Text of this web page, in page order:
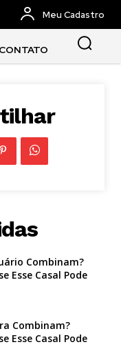
Meu Cadastro
CONTATO
Combinam?
Esse Casal Pode
Combinam?
Esse Casal Pode